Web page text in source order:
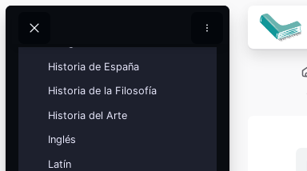
Buscar
Historia de España
Historia de la Filosofía
Historia del Arte
Inglés
Latín